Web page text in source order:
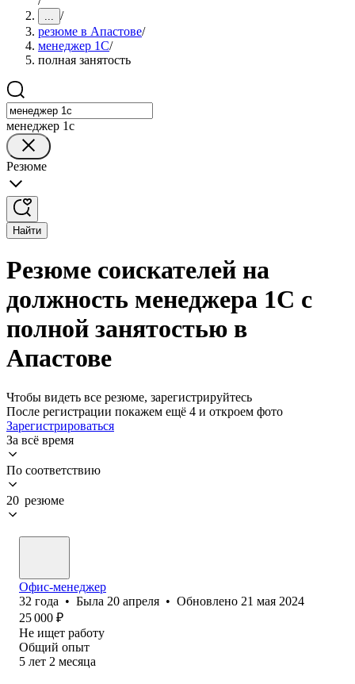
... /
резюме в Апастове/
менеджер 1С/
полная занятость
менеджер 1с
Резюме
Найти
Резюме соискателей на
должность менеджера 1С с
полной занятостью в
Апастове
Чтобы видеть все резюме, зарегистрируйтесь
После регистрации покажем ещё 4 и откроем фото
Зарегистрироваться
За всё время
По соответствию
20 резюме
Офис-менеджер
32 года • Была 20 апреля • Обновлено 21 мая 2024
25 000 ₽
Не ищет работу
Общий опыт
5 лет 2 месяца